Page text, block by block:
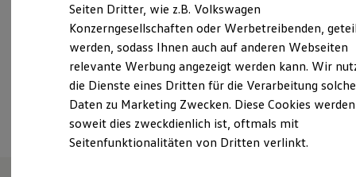
ID. Software Versionen und Updates
Digitale Extras
Schnittstellen zu Ihrem ID.
Hybridautos
Marke und Erlebnis
Volkswagen R und R Experience
R-Modelle
Driving Experience
Volkswagen entdecken
info@ratzel-dasautohaus.de
+49 7164 94490
Ansprechpartner
Seiten Dritter, wie z.B. Volkswagen
Konzerngesellschaften oder Werbetreibenden,
werden, sodass Ihnen auch auf anderen Webseiten
relevante Werbung angezeigt werden kann. Wir
die Dienste eines Dritten für die Verarbeitung
Daten zu Marketing Zwecken. Diese Cookies
soweit dies zweckdienlich ist, oftmals mit
Seitenfunktionalitäten von Dritten verlinkt.